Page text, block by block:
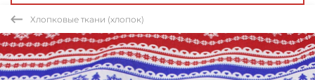
Хлопковые ткани (хлопок)